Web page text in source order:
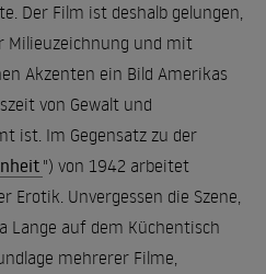
Der Film ist deshalb gelungen,
Milieuzeichnung und mit
Akzenten ein Bild Amerikas
von Gewalt und
ist. Im Gegensatz zu der
") von 1942 arbeitet
Erotik. Unvergessen die Szene,
Lange auf dem Küchentisch
mehrerer Filme,